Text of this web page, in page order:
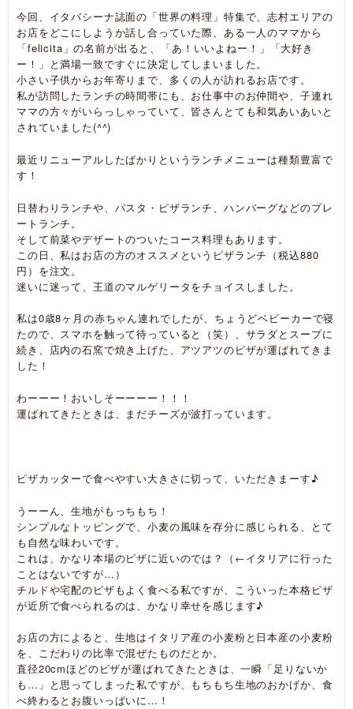
今回、イタバシーナ誌面の「世界の料理」特集で、志村エリアの
お店をどこにしようか話し合っていた際、ある一人のママから
「felicita」の名前が出ると、「あ！いいよねー！」「大好き
ー！」と満場一致ですぐに決定してしまいました。
小さい子供からお年寄りまで、多くの人が訪れるお店です。
私が訪問したランチの時間帯にも、お仕事中のお仲間や、子連れ
ママの方々がいらっしゃっていて、皆さんとても和気あいあいと
されていました(^^)
最近リニューアルしたばかりというランチメニューは種類豊富で
す！
日替わりランチや、パスタ・ピザランチ、ハンバーグなどのプレ
ートランチ。
そして前菜やデザートのついたコース料理もあります。
この日、私はお店の方のオススメというピザランチ（税込880
円）を注文。
迷いに迷って、王道のマルゲリータをチョイスしました。
私は0歳8ヶ月の赤ちゃん連れでしたが、ちょうどベビーカーで寝
たので、スマホを触って待っていると（笑）、サラダとスープに
続き、店内の石窯で焼き上げた、アツアツのピザが運ばれてきま
した！
わーーー！おいしそーーーー！！！
運ばれてきたときは、まだチーズが波打っています。
ピザカッターで食べやすい大きさに切って、いただきまーす♪
うーーん、生地がもっちもち！
シンプルなトッピングで、小麦の風味を存分に感じられる、とて
も自然な味わいです。
これは、かなり本場のピザに近いのでは？（←イタリアに行った
ことはないですが…）
チルドや宅配のピザもよく食べる私ですが、こういった本格ピザ
が近所で食べられるのは、かなり幸せを感じます♪
お店の方によると、生地はイタリア産の小麦粉と日本産の小麦粉
を、こだわりの比率で混ぜたものだとか。
直径20cmほどのピザが運ばれてきたときは、一瞬「足りないか
も…」と思ってしまった私ですが、もちもち生地のおかげか、食
べ終わるとお腹いっぱいに…！